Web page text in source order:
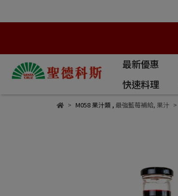
最新優惠
快速料理
M058 果汁類 , 最強藍莓補給, 果汁